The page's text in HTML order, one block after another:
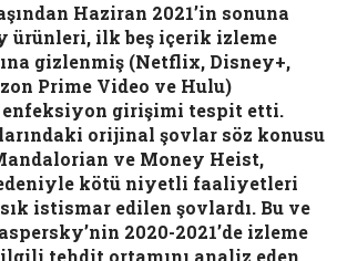
Haziran 2021’in sonuna
ürünleri, ilk beş içerik izleme
gizlenmiş (Netflix, Disney+,
Prime Video ve Hulu)
enfeksiyon girişimi tespit etti.
orijinal şovlar söz konusu
ve Money Heist,
kötü niyetli faaliyetleri
istismar edilen şovlardı. Bu ve
2020-2021’de izleme
tehdit ortamını analiz eden